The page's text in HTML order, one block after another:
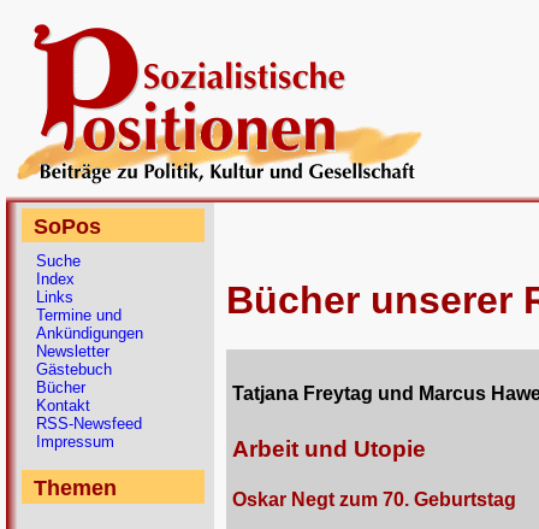
Bücher unserer
Tatjana Freytag und Marcus
Arbeit und Utopie
Oskar Negt zum 70. Geburtstag
SoPos
Suche
Index
Links
Termine und
Ankündigungen
Newsletter
Gästebuch
Bücher
Kontakt
RSS-Newsfeed
Impressum
Themen